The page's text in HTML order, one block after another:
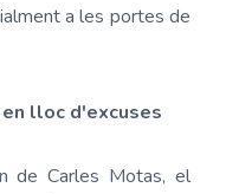
a les portes de
lloc d'excuses
de Carles Motas, el